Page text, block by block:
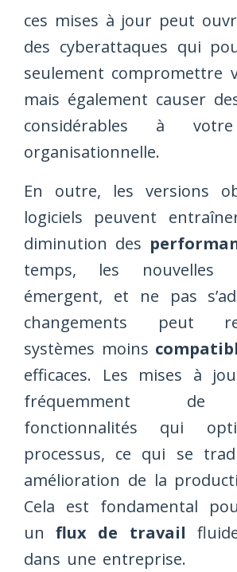
ces mises à jour peut
des cyberattaques qui
seulement compromettre
mais également causer
considérables à
organisationnelle.
En outre, les versions
logiciels peuvent
diminution des
temps, les nouvelles
émergent, et ne pas
changements peut
systèmes moins
efficaces. Les mises à
fréquemment de
fonctionnalités qui
processus, ce qui se
amélioration de la
Cela est fondamental
unflux de travail
dans une entreprise.